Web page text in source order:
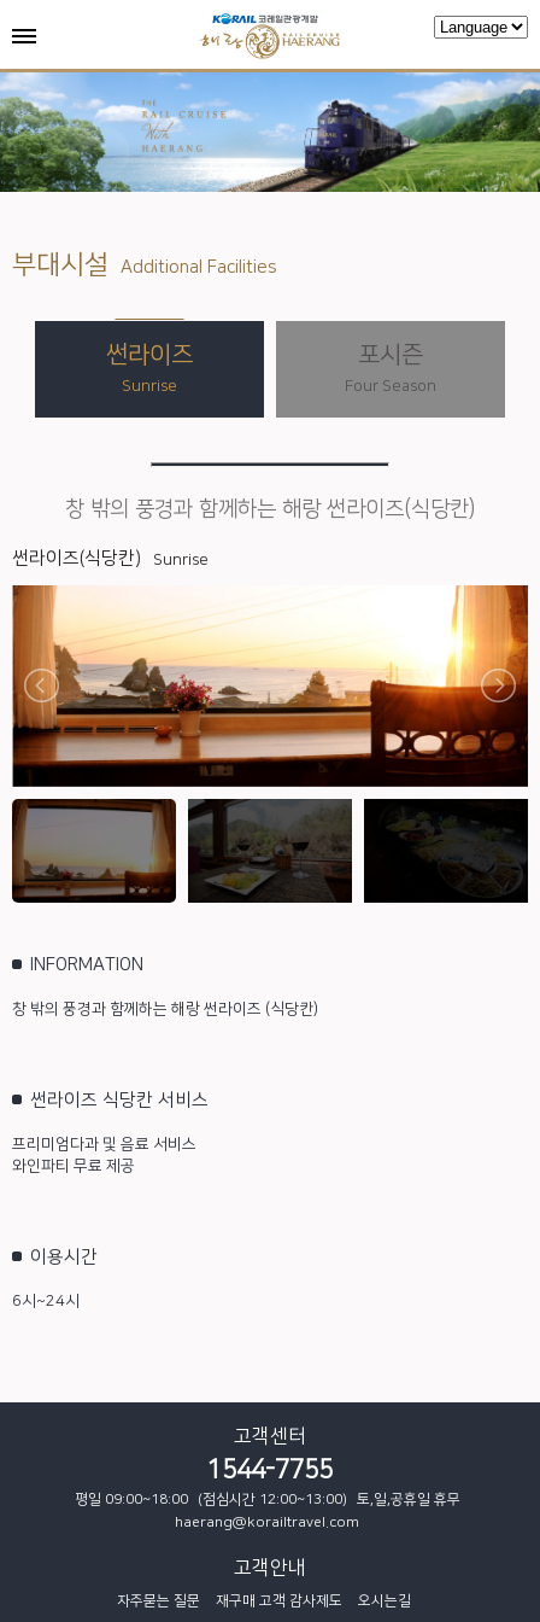
부대시설 Additional Facilities
썬라이즈
Sunrise
포시즌
Four Season
창 밖의 풍경과 함께하는 해랑 썬라이즈(식당칸)
썬라이즈(식당칸) Sunrise
INFORMATION
창 밖의 풍경과 함께하는 해랑 썬라이즈 (식당칸)
썬라이즈 식당칸 서비스
프리미엄다과 및 음료 서비스
와인파티 무료 제공
이용시간
6시~24시
고객센터
1544-7755
평일 09:00~18:00 (점심시간 12:00~13:00)
토,일,공휴일 휴무
haerang@korailtravel.com
고객안내
자주묻는 질문 재구매 고객 감사제도 오시는길